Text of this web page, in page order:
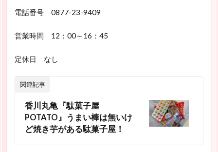
電話番号 0877-23-9409
営業時間 12：00～16：45
定休日 なし
関連記事
香川丸亀『駄菓子屋
POTATO』うまい棒は無いけ
ど焼き芋がある駄菓子屋！